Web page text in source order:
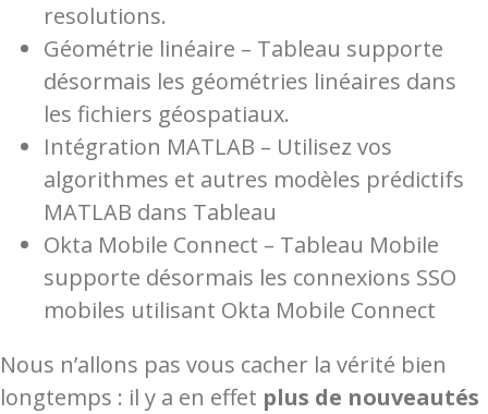
resolutions.
Géométrie linéaire – Tableau supporte
désormais les géométries linéaires dans
les fichiers géospatiaux.
Intégration MATLAB – Utilisez vos
algorithmes et autres modèles prédictifs
MATLAB dans Tableau
Okta Mobile Connect – Tableau Mobile
supporte désormais les connexions SSO
mobiles utilisant Okta Mobile Connect
Nous n’allons pas vous cacher la vérité bien
longtemps : il y a en effet plus de nouveautés